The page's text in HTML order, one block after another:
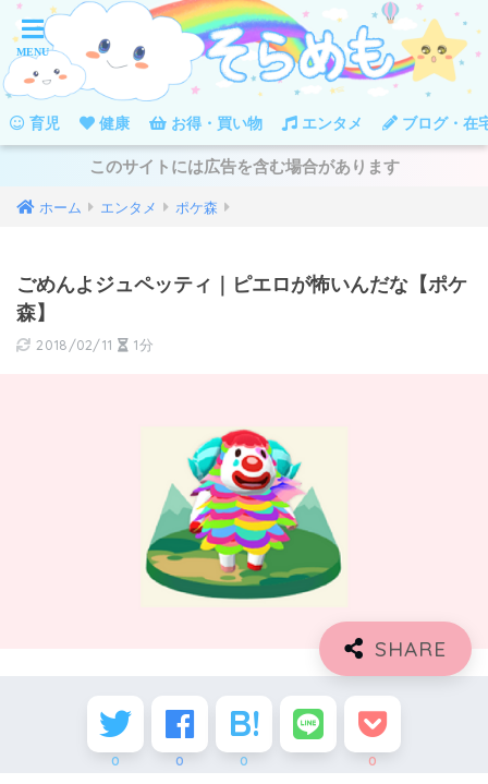
育児 健康 お得・買い物 エンタメ ブログ・在
このサイトには広告を含む場合があります
ホーム エンタメ ポケ森
ごめんよジュペッティ｜ピエロが怖いんだな【ポケ
森】
2018/02/11 1分
0 0 0 0